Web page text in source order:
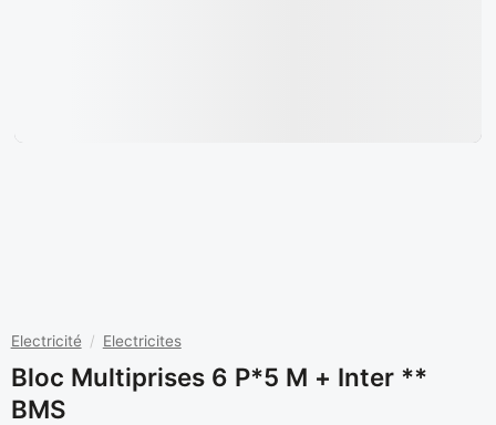
Electricité / Electricites
Bloc Multiprises 6 P*5 M + Inter **
BMS